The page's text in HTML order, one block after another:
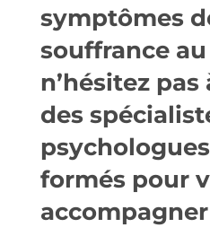
symptômes
souffrance
n’hésitez
des
formés pour